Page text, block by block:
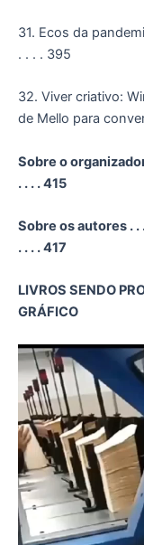
31. Ecos da
. . . . 395
32. Viver criativo:
de Mello para
Sobre o organizador .
. . . . 415
Sobre os autores . . . .
. . . . 417
LIVROS SENDO
GRÁFICO
Tocador
de
vídeo